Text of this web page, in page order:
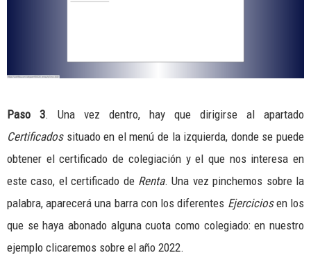
Paso 3. Una vez dentro, hay que dirigirse al apartado
Certificados situado en el menú de la izquierda, donde se puede
obtener el certificado de colegiación y el que nos interesa en
este caso, el certificado de Renta. Una vez pinchemos sobre la
palabra, aparecerá una barra con los diferentes Ejerciciosen los
que se haya abonado alguna cuota como colegiado: en nuestro
ejemplo clicaremos sobre el año 2022.